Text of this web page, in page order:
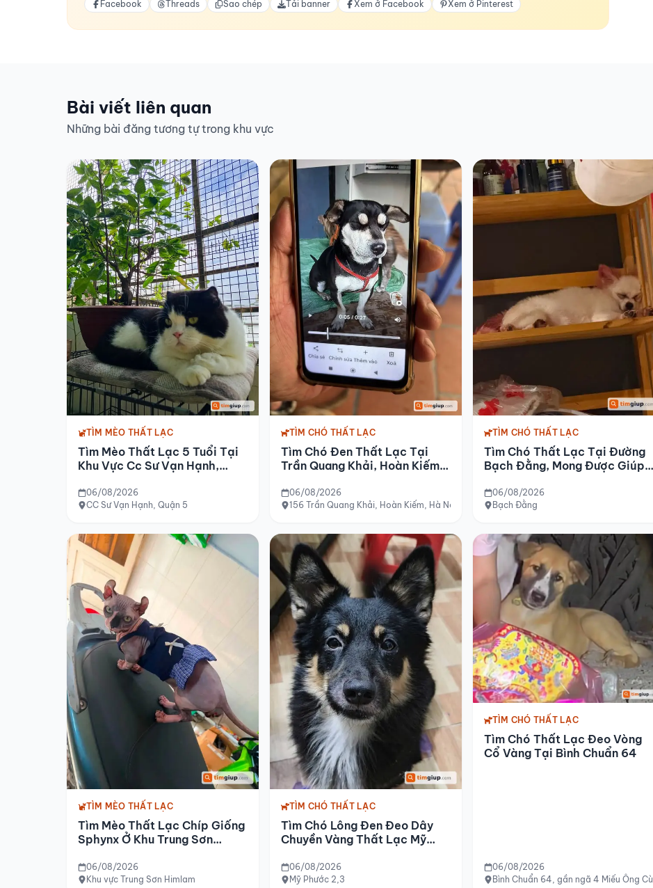
Facebook Threads Sao chép Tải banner Xem ở Facebook Xem ở Pinterest
Bài viết liên quan
Những bài đăng tương tự trong khu vực
TÌM MÈO THẤT LẠC
Tìm Mèo Thất Lạc 5 Tuổi Tại
Khu Vực Cc Sư Vạn Hạnh,
06/08/2026
CC Sư Vạn Hạnh, Quận 5
TÌM CHÓ THẤT LẠC
Tìm Chó Đen Thất Lạc Tại
Trần Quang Khải, Hoàn Kiếm,
06/08/2026
156 Trần Quang Khải, Hoàn Kiếm, Hà Nội
TÌM CHÓ THẤT LẠC
Tìm Chó Thất Lạc Tại Đường
Bạch Đằng, Mong Được Giúp
06/08/2026
Bạch Đằng
TÌM MÈO THẤT LẠC
Tìm Mèo Thất Lạc Chíp Giống
Sphynx Ở Khu Trung Sơn
06/08/2026
Khu vực Trung Sơn Himlam
TÌM CHÓ THẤT LẠC
Tìm Chó Lông Đen Đeo Dây
Chuyền Vàng Thất Lạc Mỹ
06/08/2026
Mỹ Phước 2,3
TÌM CHÓ THẤT LẠC
Tìm Chó Thất Lạc Đeo Vòng
Cổ Vàng Tại Bình Chuẩn 64
06/08/2026
Bình Chuẩn 64, gần ngã 4 Miếu Ông Cù